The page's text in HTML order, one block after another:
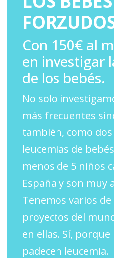
Con 150€ al
en investigar
de los bebés.
No solo
más frecuentes
también, como
leucemias de
menos de 5 niños
España y son muy
Tenemos varios de
proyectos del
en ellas. Sí,
padecen leucemia.